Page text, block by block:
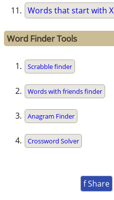
Words that start with X
Word Finder Tools
Scrabble finder
Words with friends finder
Anagram Finder
Crossword Solver
f Share